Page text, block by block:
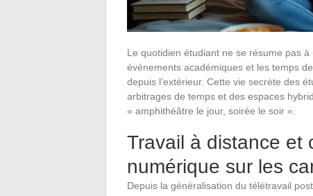
Le quotidien étudiant ne se résume pas
événements académiques et les temps
depuis l’extérieur. Cette vie secrète des
arbitrages de temps et des espaces
« amphithéâtre le jour, soirée le soir ».
Travail à distance et
numérique sur les
Depuis la généralisation du télétravail